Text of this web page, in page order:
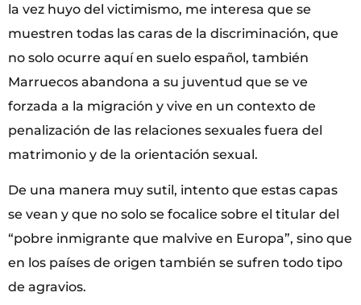
la vez huyo del victimismo, me interesa que se
muestren todas las caras de la discriminación, que
no solo ocurre aquí en suelo español, también
Marruecos abandona a su juventud que se ve
forzada a la migración y vive en un contexto de
penalización de las relaciones sexuales fuera del
matrimonio y de la orientación sexual.
De una manera muy sutil, intento que estas capas
se vean y que no solo se focalice sobre el titular del
“pobre inmigrante que malvive en Europa”, sino que
en los países de origen también se sufren todo tipo
de agravios.